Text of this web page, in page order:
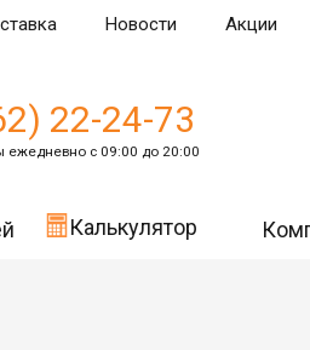
Новости Акции
22-24-73
ежедневно с 09:00 до 20:00
Калькулятор